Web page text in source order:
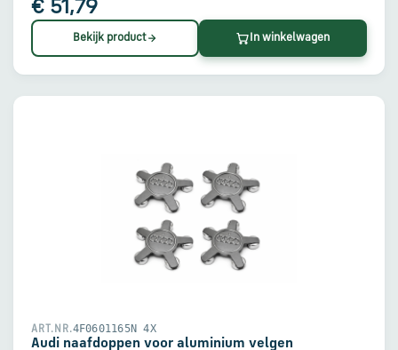
€ 51,79
Bekijk product In winkelwagen
ART.NR.4F0601165N 4X
Audi naafdoppen voor aluminium velgen